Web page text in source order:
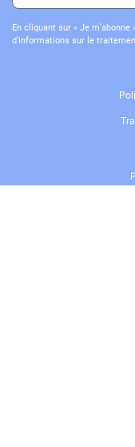
En cliquant sur « Je
d’informations sur le